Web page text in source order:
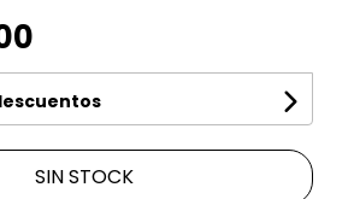
SIN STOCK